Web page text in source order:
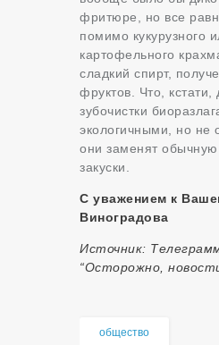
фритюре, но все
помимо кукурузного
картофельного
сладкий спирт,
фруктов. Что, кстати,
зубочистки
экологичными, но не
они заменят
закуски.
С уважением к
Виноградова
Источник:
“Осторожно,
общество